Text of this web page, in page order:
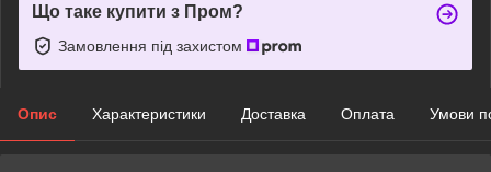
Що таке купити з Пром?
Замовлення під захистом
Опис Характеристики Доставка Оплата Умови